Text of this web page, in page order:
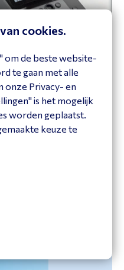
V66 serie
cookies.
om de beste website-
te gaan met alle
onze Privacy- en
is het mogelijk
worden geplaatst.
keuze te